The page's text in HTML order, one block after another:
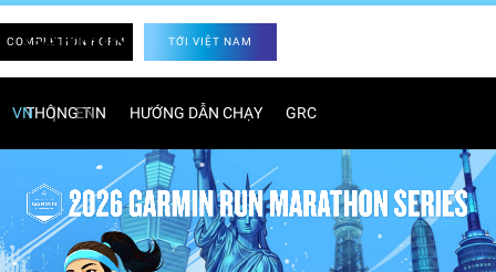
COMPLETION FORM TỚI VIỆT NAM
THÔNG TIN HƯỚNG DẪN CHẠY GRC
VN | EN